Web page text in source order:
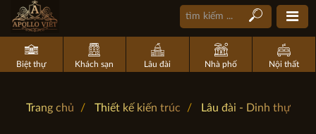
Biệt thự Khách sạn Lâu đài Nhà phố Nội thất
Trang chủ Thiết kế kiến trúc Lâu đài - Dinh thự